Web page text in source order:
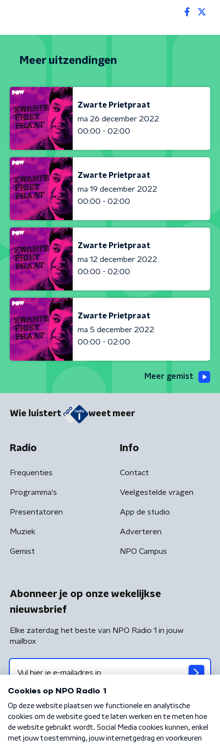
Meer uitzendingen
Zwarte Prietpraat
ma 26 december 2022
00:00 - 02:00
Zwarte Prietpraat
ma 19 december 2022
00:00 - 02:00
Zwarte Prietpraat
ma 12 december 2022
00:00 - 02:00
Zwarte Prietpraat
ma 5 december 2022
00:00 - 02:00
Meer gemist
Wie luistert weet meer
Radio
Frequenties
Programma's
Presentatoren
Muziek
Gemist
Info
Contact
Veelgestelde vragen
App de studio
Adverteren
NPO Campus
Abonneer je op onze wekelijkse
nieuwsbrief
Elke zaterdag het beste van NPO Radio 1 in jouw
mailbox
Algemene voorwaarden